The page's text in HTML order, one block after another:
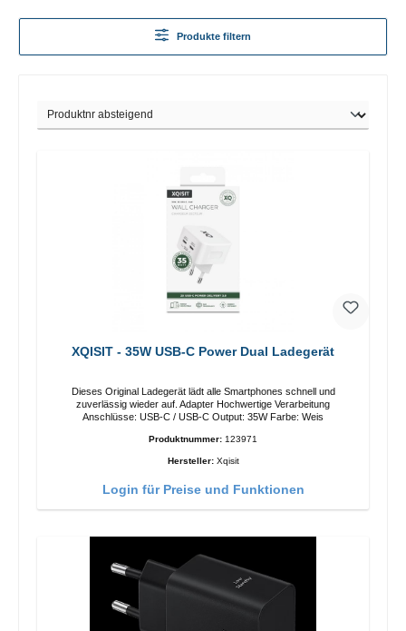
Produkte filtern
XQISIT - 35W USB-C Power Dual Ladegerät
Dieses Original Ladegerät lädt alle Smartphones schnell und
zuverlässig wieder auf. Adapter Hochwertige Verarbeitung
Anschlüsse: USB-C / USB-C Output: 35W Farbe: Weis
Produktnummer: 123971
Hersteller: Xqisit
Login für Preise und Funktionen